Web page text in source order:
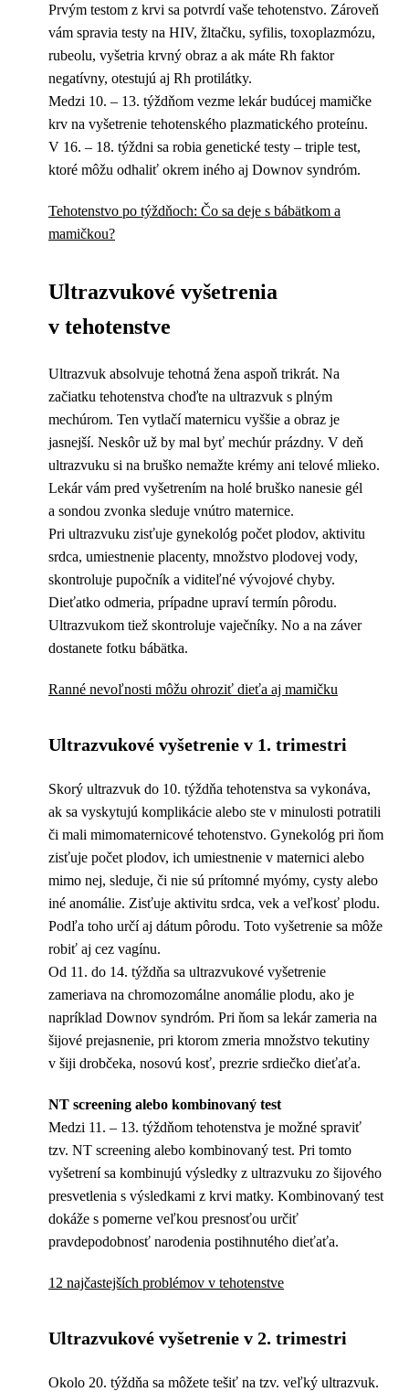
Prvým testom z krvi sa potvrdí vaše tehotenstvo. Zároveň
vám spravia testy na HIV, žltačku, syfilis, toxoplazmózu,
rubeolu, vyšetria krvný obraz a ak máte Rh faktor
negatívny, otestujú aj Rh protilátky.
Medzi 10. – 13. týždňom vezme lekár budúcej mamičke
krv na vyšetrenie tehotenského plazmatického proteínu.
V 16. – 18. týždni sa robia genetické testy – triple test,
ktoré môžu odhaliť okrem iného aj Downov syndróm.
Tehotenstvo po týždňoch: Čo sa deje s bábätkom a
mamičkou?
Ultrazvukové vyšetrenia
v tehotenstve
Ultrazvuk absolvuje tehotná žena aspoň trikrát. Na
začiatku tehotenstva choďte na ultrazvuk s plným
mechúrom. Ten vytlačí maternicu vyššie a obraz je
jasnejší. Neskôr už by mal byť mechúr prázdny. V deň
ultrazvuku si na bruško nemažte krémy ani telové mlieko.
Lekár vám pred vyšetrením na holé bruško nanesie gél
a sondou zvonka sleduje vnútro maternice.
Pri ultrazvuku zisťuje gynekológ počet plodov, aktivitu
srdca, umiestnenie placenty, množstvo plodovej vody,
skontroluje pupočník a viditeľné vývojové chyby.
Dieťatko odmeria, prípadne upraví termín pôrodu.
Ultrazvukom tiež skontroluje vaječníky. No a na záver
dostanete fotku bábätka.
Ranné nevoľnosti môžu ohroziť dieťa aj mamičku
Ultrazvukové vyšetrenie v 1. trimestri
Skorý ultrazvuk do 10. týždňa tehotenstva sa vykonáva,
ak sa vyskytujú komplikácie alebo ste v minulosti potratili
či mali mimomaternicové tehotenstvo. Gynekológ pri ňom
zisťuje počet plodov, ich umiestnenie v maternici alebo
mimo nej, sleduje, či nie sú prítomné myómy, cysty alebo
iné anomálie. Zisťuje aktivitu srdca, vek a veľkosť plodu.
Podľa toho určí aj dátum pôrodu. Toto vyšetrenie sa môže
robiť aj cez vagínu.
Od 11. do 14. týždňa sa ultrazvukové vyšetrenie
zameriava na chromozomálne anomálie plodu, ako je
napríklad Downov syndróm. Pri ňom sa lekár zameria na
šijové prejasnenie, pri ktorom zmeria množstvo tekutiny
v šiji drobčeka, nosovú kosť, prezrie srdiečko dieťaťa.
NT screening alebo kombinovaný test
Medzi 11. – 13. týždňom tehotenstva je možné spraviť
tzv. NT screening alebo kombinovaný test. Pri tomto
vyšetrení sa kombinujú výsledky z ultrazvuku zo šijového
presvetlenia s výsledkami z krvi matky. Kombinovaný test
dokáže s pomerne veľkou presnosťou určiť
pravdepodobnosť narodenia postihnutého dieťaťa.
12 najčastejších problémov v tehotenstve
Ultrazvukové vyšetrenie v 2. trimestri
Okolo 20. týždňa sa môžete tešiť na tzv. veľký ultrazvuk.